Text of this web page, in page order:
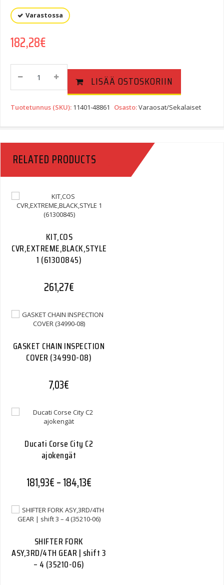
Varastossa
182,28€
GASKET
OPT;
Item(s)
15
Part
11401-
48860.
LISÄÄ OSTOSKORIIN
Tuotetunnus (SKU): 11401-48861 Osasto:Varaosat/Sekalaiset
RELATED PRODUCTS
KIT,COS
CVR,EXTREME,BLACK,STYLE
1 (61300845)
261,27€
GASKET CHAIN INSPECTION
COVER (34990-08)
7,03€
Ducati Corse City C2
ajokengät
181,93€–184,13€Hintaluokka: 181,93€ - 184,13€
SHIFTER FORK
ASY,3RD/4TH GEAR | shift 3
– 4 (35210-06)